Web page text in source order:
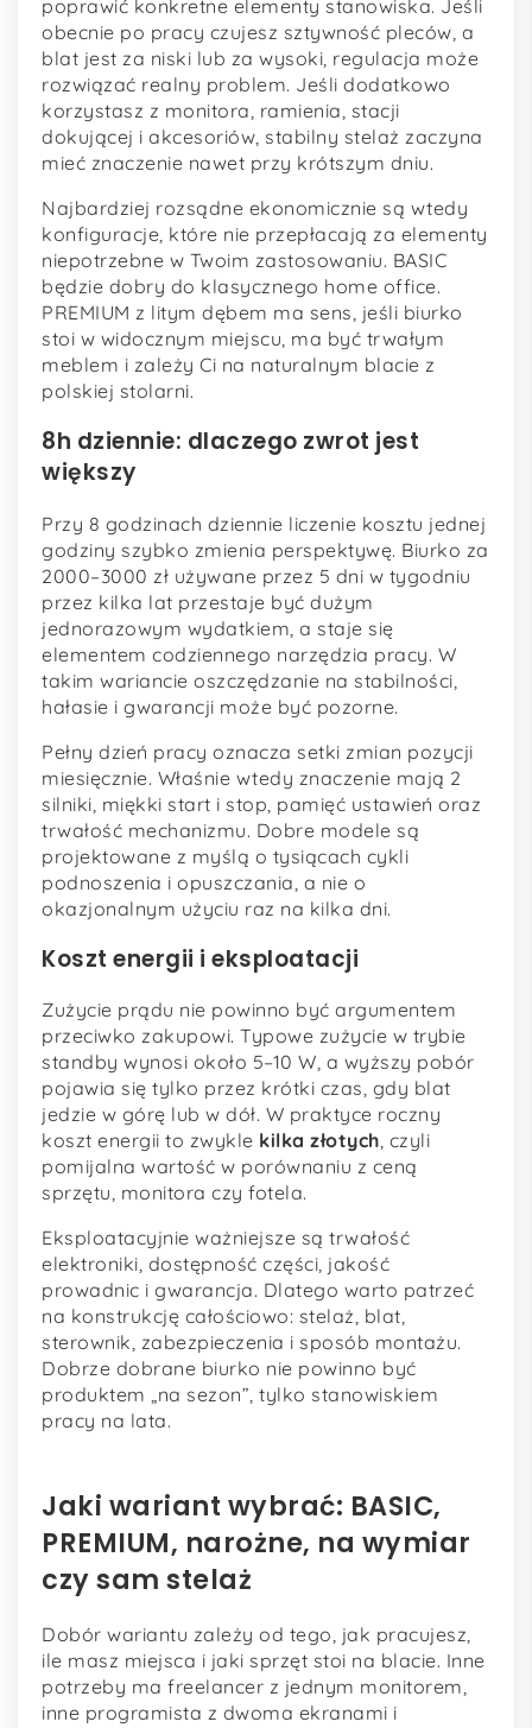
poprawić konkretne elementy stanowiska. Jeśli
obecnie po pracy czujesz sztywność pleców, a
blat jest za niski lub za wysoki, regulacja może
rozwiązać realny problem. Jeśli dodatkowo
korzystasz z monitora, ramienia, stacji
dokującej i akcesoriów, stabilny stelaż zaczyna
mieć znaczenie nawet przy krótszym dniu.
Najbardziej rozsądne ekonomicznie są wtedy
konfiguracje, które nie przepłacają za elementy
niepotrzebne w Twoim zastosowaniu. BASIC
będzie dobry do klasycznego home office.
PREMIUM z litym dębem ma sens, jeśli biurko
stoi w widocznym miejscu, ma być trwałym
meblem i zależy Ci na naturalnym blacie z
polskiej stolarni.
8h dziennie: dlaczego zwrot jest
większy
Przy 8 godzinach dziennie liczenie kosztu jednej
godziny szybko zmienia perspektywę. Biurko za
2000–3000 zł używane przez 5 dni w tygodniu
przez kilka lat przestaje być dużym
jednorazowym wydatkiem, a staje się
elementem codziennego narzędzia pracy. W
takim wariancie oszczędzanie na stabilności,
hałasie i gwarancji może być pozorne.
Pełny dzień pracy oznacza setki zmian pozycji
miesięcznie. Właśnie wtedy znaczenie mają 2
silniki, miękki start i stop, pamięć ustawień oraz
trwałość mechanizmu. Dobre modele są
projektowane z myślą o tysiącach cykli
podnoszenia i opuszczania, a nie o
okazjonalnym użyciu raz na kilka dni.
Koszt energii i eksploatacji
Zużycie prądu nie powinno być argumentem
przeciwko zakupowi. Typowe zużycie w trybie
standby wynosi około 5–10 W, a wyższy pobór
pojawia się tylko przez krótki czas, gdy blat
jedzie w górę lub w dół. W praktyce roczny
koszt energii to zwykle kilka złotych, czyli
pomijalna wartość w porównaniu z ceną
sprzętu, monitora czy fotela.
Eksploatacyjnie ważniejsze są trwałość
elektroniki, dostępność części, jakość
prowadnic i gwarancja. Dlatego warto patrzeć
na konstrukcję całościowo: stelaż, blat,
sterownik, zabezpieczenia i sposób montażu.
Dobrze dobrane biurko nie powinno być
produktem „na sezon”, tylko stanowiskiem
pracy na lata.
Jaki wariant wybrać: BASIC,
PREMIUM, narożne, na wymiar
czy sam stelaż
Dobór wariantu zależy od tego, jak pracujesz,
ile masz miejsca i jaki sprzęt stoi na blacie. Inne
potrzeby ma freelancer z jednym monitorem,
inne programista z dwoma ekranami i